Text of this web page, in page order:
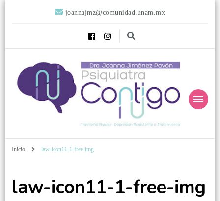
joannajmz@comunidad.unam.mx
Psiquiatra
Contigo
Inicio law-icon11-1-free-img
law-icon11-1-free-img